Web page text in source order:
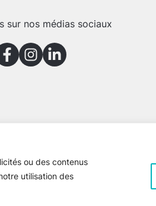
ou des contenus
utilisation des
sur nos médias sociaux